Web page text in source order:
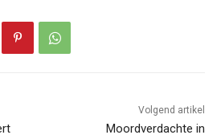
Volgend artikel
Moordverdachte in